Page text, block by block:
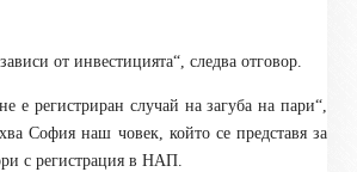
от инвестицията“, следва отговор.
е регистриран случай на загуба на пари“,
София наш човек, който се представя за
с регистрация в НАП.